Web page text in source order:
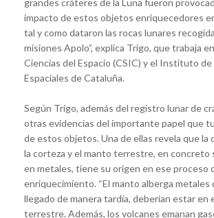
grandes cráteres de la Luna fueron
impacto de estos objetos enriquecedores
tal y como dataron las rocas lunares
misiones Apolo”, explica Trigo, que trabaja
Ciencias del Espacio (CSIC) y el Instituto
Espaciales de Cataluña.
Según Trigo, además del registro lunar de
otras evidencias del importante papel que
de estos objetos. Una de ellas revela que la
la corteza y el manto terrestre, en concreto
en metales, tiene su origen en ese proceso
enriquecimiento. “El manto alberga metales
llegado de manera tardía, deberían estar en
terrestre. Además, los volcanes emanan